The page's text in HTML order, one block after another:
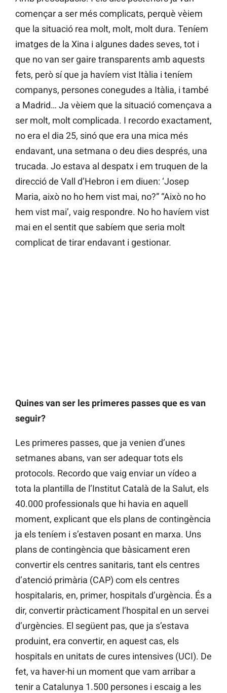
començar a ser més complicats, perquè vèiem
que la situació rea molt, molt, molt dura. Teníem
imatges de la Xina i algunes dades seves, tot i
que no van ser gaire transparents amb aquests
fets, però sí que ja havíem vist Itàlia i teníem
companys, persones conegudes a Itàlia, i també
a Madrid… Ja vèiem que la situació començava a
ser molt, molt complicada. I recordo exactament,
no era el dia 25, sinó que era una mica més
endavant, una setmana o deu dies després, una
trucada. Jo estava al despatx i em truquen de la
direcció de Vall d’Hebron i em diuen: ‘Josep
Maria, això no ho hem vist mai, no?” “Això no ho
hem vist mai’, vaig respondre. No ho havíem vist
mai en el sentit que sabíem que seria molt
complicat de tirar endavant i gestionar.
Quines van ser les primeres passes que es van
seguir?
Les primeres passes, que ja venien d’unes
setmanes abans, van ser adequar tots els
protocols. Recordo que vaig enviar un vídeo a
tota la plantilla de l’Institut Català de la Salut, els
40.000 professionals que hi havia en aquell
moment, explicant que els plans de contingència
ja els teníem i s’estaven posant en marxa. Uns
plans de contingència que bàsicament eren
convertir els centres sanitaris, tant els centres
d’atenció primària (CAP) com els centres
hospitalaris, en, primer, hospitals d’urgència. És a
dir, convertir pràcticament l’hospital en un servei
d’urgències. El següent pas, que ja s’estava
produint, era convertir, en aquest cas, els
hospitals en unitats de cures intensives (UCI). De
fet, va haver-hi un moment que vam arribar a
tenir a Catalunya 1.500 persones i escaig a les